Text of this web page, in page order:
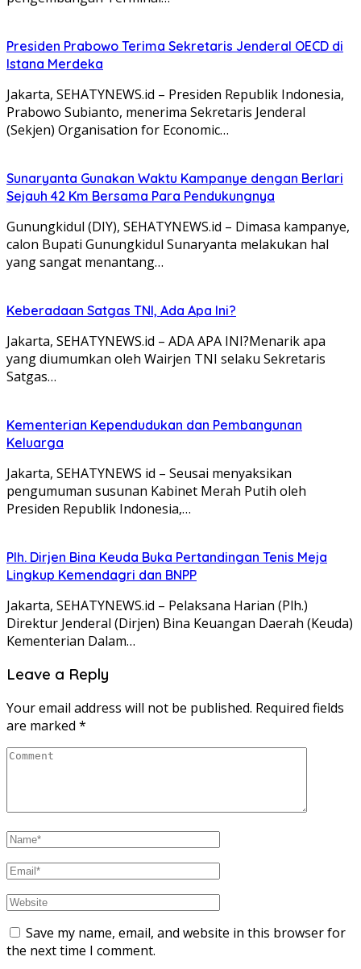
Presiden Prabowo Terima Sekretaris Jenderal OECD di
Istana Merdeka
Jakarta, SEHATYNEWS.id – Presiden Republik Indonesia,
Prabowo Subianto, menerima Sekretaris Jenderal
(Sekjen) Organisation for Economic…
Sunaryanta Gunakan Waktu Kampanye dengan Berlari
Sejauh 42 Km Bersama Para Pendukungnya
Gunungkidul (DIY), SEHATYNEWS.id – Dimasa kampanye,
calon Bupati Gunungkidul Sunaryanta melakukan hal
yang sangat menantang…
Keberadaan Satgas TNI, Ada Apa Ini?
Jakarta, SEHATYNEWS.id – ADA APA INI?Menarik apa
yang diumumkan oleh Wairjen TNI selaku Sekretaris
Satgas…
Kementerian Kependudukan dan Pembangunan
Keluarga
Jakarta, SEHATYNEWS id – Seusai menyaksikan
pengumuman susunan Kabinet Merah Putih oleh
Presiden Republik Indonesia,…
Plh. Dirjen Bina Keuda Buka Pertandingan Tenis Meja
Lingkup Kemendagri dan BNPP
Jakarta, SEHATYNEWS.id – Pelaksana Harian (Plh.)
Direktur Jenderal (Dirjen) Bina Keuangan Daerah (Keuda)
Kementerian Dalam…
Leave a Reply
Your email address will not be published. Required fields
are marked *
Save my name, email, and website in this browser for
the next time I comment.